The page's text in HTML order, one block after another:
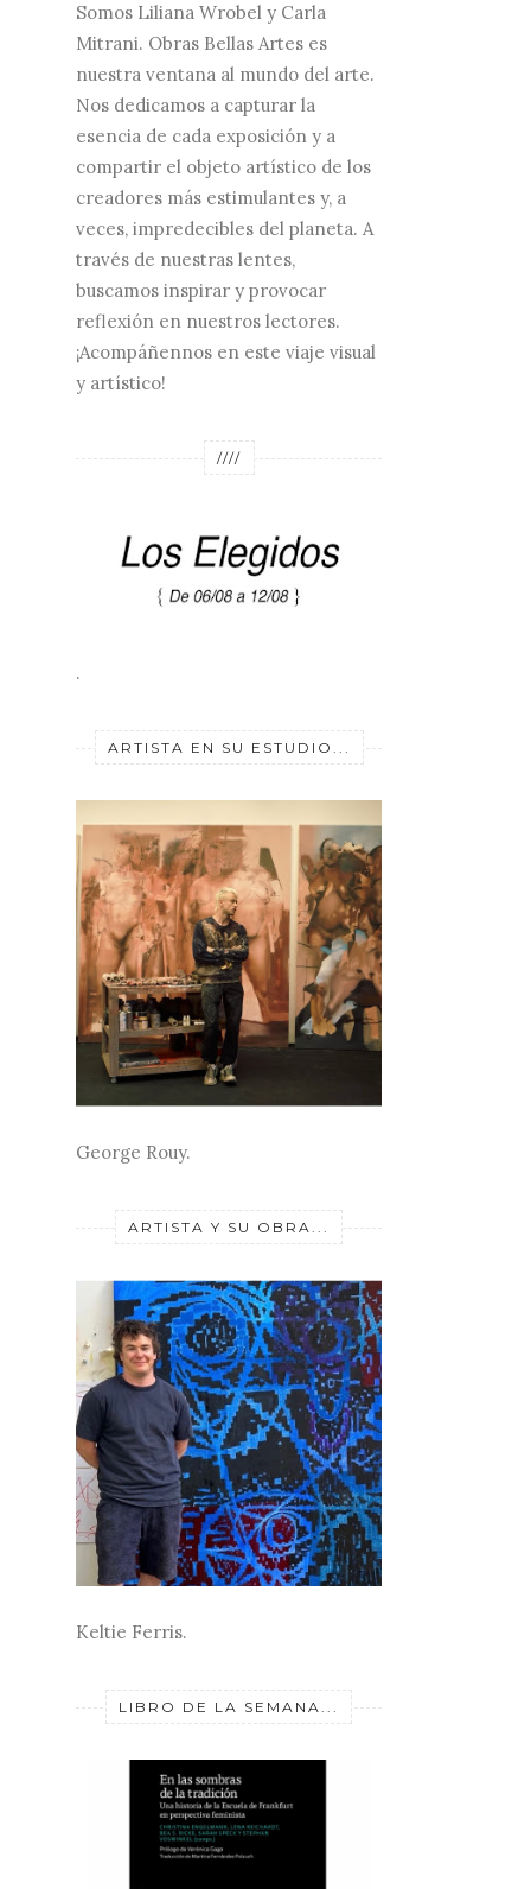
Somos Liliana Wrobel y Carla
Mitrani. Obras Bellas Artes es
nuestra ventana al mundo del arte.
Nos dedicamos a capturar la
esencia de cada exposición y a
compartir el objeto artístico de los
creadores más estimulantes y, a
veces, impredecibles del planeta. A
través de nuestras lentes,
buscamos inspirar y provocar
reflexión en nuestros lectores.
¡Acompáñennos en este viaje visual
y artístico!
////
.
ARTISTA EN SU ESTUDIO...
George Rouy.
ARTISTA Y SU OBRA...
Keltie Ferris.
LIBRO DE LA SEMANA...